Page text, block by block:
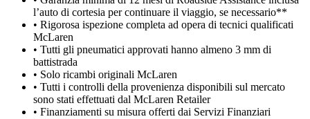
l’auto di cortesia per continuare il viaggio, se necessario**
• Rigorosa ispezione completa ad opera di tecnici qualificati
McLaren
• Tutti gli pneumatici approvati hanno almeno 3 mm di
battistrada
• Solo ricambi originali McLaren
• Tutti i controlli della provenienza disponibili sul mercato
sono stati effettuati dal McLaren Retailer
• Finanziamenti su misura offerti dai Servizi Finanziari